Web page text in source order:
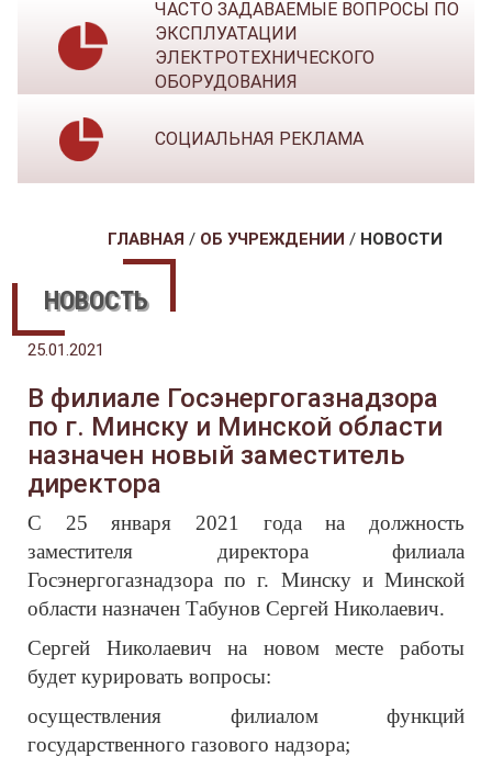
ЧАСТО ЗАДАВАЕМЫЕ ВОПРОСЫ ПО
ЭКСПЛУАТАЦИИ
ЭЛЕКТРОТЕХНИЧЕСКОГО
ОБОРУДОВАНИЯ
СОЦИАЛЬНАЯ РЕКЛАМА
ГЛАВНАЯ / ОБ УЧРЕЖДЕНИИ / НОВОСТИ
НОВОСТЬ
25.01.2021
В филиале Госэнергогазнадзора
по г. Минску и Минской области
назначен новый заместитель
директора
С 25 января 2021 года на должность
заместителя директора филиала
Госэнергогазнадзора по г. Минску и Минской
области назначен Табунов Сергей Николаевич.
Сергей Николаевич на новом месте работы
будет курировать вопросы:
осуществления филиалом функций
государственного газового надзора;